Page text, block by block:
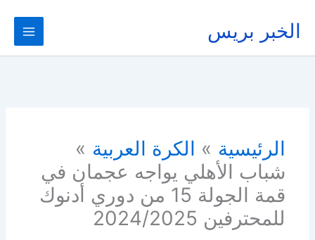
المحتوى
الخبر بريس
الرئيسية
الكرة العربية
شباب الأهلي يواجه عجمان في
قمة الجولة 15 من دوري أدنوك
للمحترفين 2024/2025